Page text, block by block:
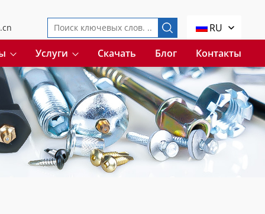
RU
Услуги Скачать Блог Контакты